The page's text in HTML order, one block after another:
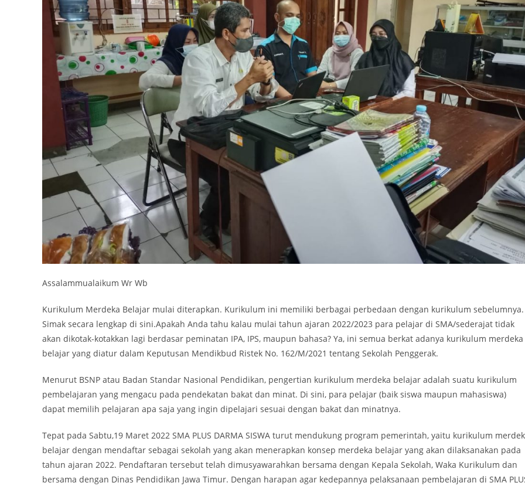
Assalammualaikum Wr Wb
Kurikulum Merdeka Belajar mulai diterapkan. Kurikulum ini memiliki berbagai perbedaan dengan kurikulum sebelumnya.
Simak secara lengkap di sini.Apakah Anda tahu kalau mulai tahun ajaran 2022/2023 para pelajar di SMA/sederajat tidak
akan dikotak-kotakkan lagi berdasar peminatan IPA, IPS, maupun bahasa? Ya, ini semua berkat adanya kurikulum merdeka
belajar yang diatur dalam Keputusan Mendikbud Ristek No. 162/M/2021 tentang Sekolah Penggerak.
Menurut BSNP atau Badan Standar Nasional Pendidikan, pengertian kurikulum merdeka belajar adalah suatu kurikulum
pembelajaran yang mengacu pada pendekatan bakat dan minat. Di sini, para pelajar (baik siswa maupun mahasiswa)
dapat memilih pelajaran apa saja yang ingin dipelajari sesuai dengan bakat dan minatnya.
Tepat pada Sabtu,19 Maret 2022 SMA PLUS DARMA SISWA turut mendukung program pemerintah, yaitu kurikulum
belajar dengan mendaftar sebagai sekolah yang akan menerapkan konsep merdeka belajar yang akan dilaksanakan pada
tahun ajaran 2022. Pendaftaran tersebut telah dimusyawarahkan bersama dengan Kepala Sekolah, Waka Kurikulum dan
bersama dengan Dinas Pendidikan Jawa Timur. Dengan harapan agar kedepannya pelaksanaan pembelajaran di SMA